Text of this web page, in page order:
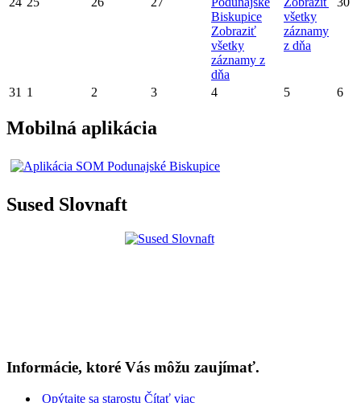
Biskupice
Zobraziť
všetky
záznamy z
dňa
všetky
záznamy
z dňa
31 1 2 3 4 5 6
Mobilná aplikácia
Sused Slovnaft
Informácie, ktoré Vás môžu zaujímať.
Opýtajte sa starostu Čítať viac